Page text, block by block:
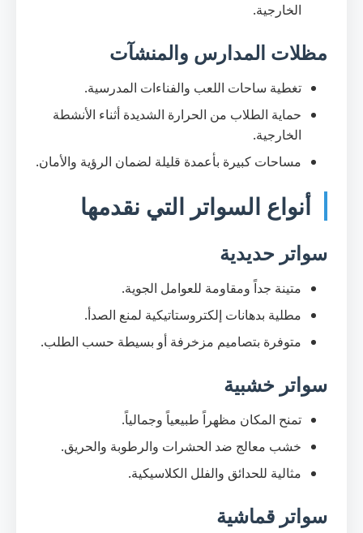
الخارجية.
مظلات المدارس والمنشآت
تغطية ساحات اللعب والفناءات المدرسية.
حماية الطلاب من الحرارة الشديدة أثناء الأنشطة
الخارجية.
مساحات كبيرة بأعمدة قليلة لضمان الرؤية والأمان.
أنواع السواتر التي نقدمها
سواتر حديدية
متينة جداً ومقاومة للعوامل الجوية.
مطلية بدهانات إلكتروستاتيكية لمنع الصدأ.
متوفرة بتصاميم مزخرفة أو بسيطة حسب الطلب.
سواتر خشبية
تمنح المكان مظهراً طبيعياً وجمالياً.
خشب معالج ضد الحشرات والرطوبة والحريق.
مثالية للحدائق والفلل الكلاسيكية.
سواتر قماشية